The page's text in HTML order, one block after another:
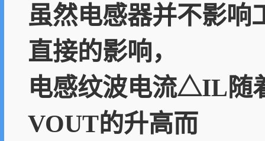
虽然电感器并不影响
直接的影响，
电感纹波电流△IL随
VOUT的升高而